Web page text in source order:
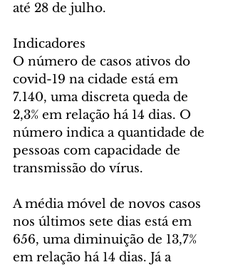
até 28 de julho.
Indicadores
O número de casos ativos do
covid-19 na cidade está em
7.140, uma discreta queda de
2,3% em relação há 14 dias. O
número indica a quantidade de
pessoas com capacidade de
transmissão do vírus.
A média móvel de novos casos
nos últimos sete dias está em
656, uma diminuição de 13,7%
em relação há 14 dias. Já a